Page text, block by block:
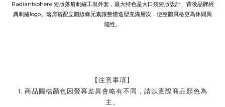
Radiantsphere 短版落肩刺繡工裝外套，最大特色是大口袋短版設計、背後品牌經
典刺繡logo。落肩搭配立體線條元素讓整體造型充滿層次，使整體風格更為休閒與
隨性。
【注意事項】
1. 商品圖檔顏色因螢幕差異會略有不同，請以實際商品顏色為
主。